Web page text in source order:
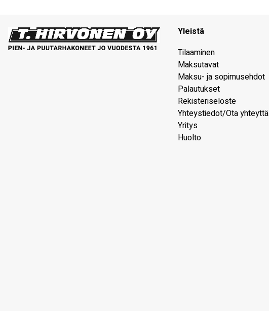
Yleistä
Tilaaminen
Maksutavat
Maksu- ja sopimusehdot
Palautukset
Rekisteriseloste
Yhteystiedot/Ota yhteyttä
Yritys
Huolto